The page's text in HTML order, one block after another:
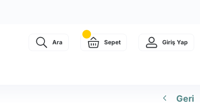
Ara Sepet Giriş Yap
Geri